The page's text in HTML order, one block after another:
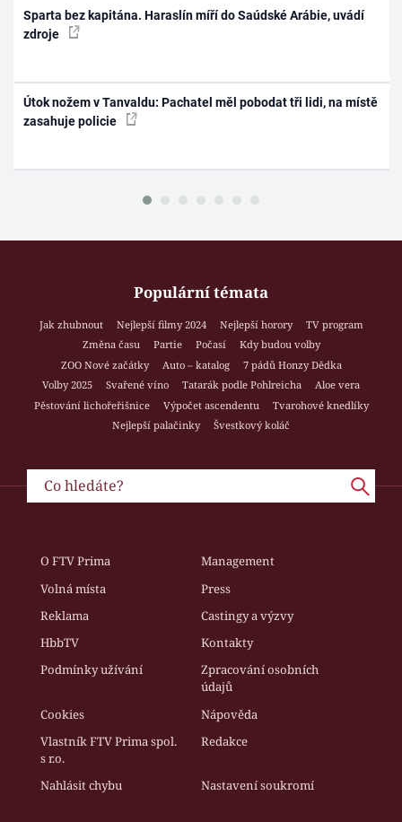
Sparta bez kapitána. Haraslín míří do Saúdské Arábie, uvádí
zdroje
Útok nožem v Tanvaldu: Pachatel měl pobodat tři lidi, na místě
zasahuje policie
Populární témata
Jak zhubnout Nejlepší filmy 2024 Nejlepší horory
TV program
Změna času
Partie Počasí
Kdy budou volby
ZOO Nové začátky
Auto – katalog
7 pádů Honzy Dědka
Volby 2025
Svařené víno Tatarák podle Pohlreicha
Aloe vera
Pěstování lichořeřišnice
Výpočet ascendentu
Tvarohové knedlíky
Nejlepší palačinky
Švestkový koláč
O FTV Prima
Management
Volná místa
Press
Reklama
Castingy a výzvy
HbbTV
Kontakty
Podmínky užívání
Zpracování osobních
údajů
Cookies
Nápověda
Vlastník FTV Prima spol.
s r.o.
Redakce
Nahlásit chybu Nastavení soukromí